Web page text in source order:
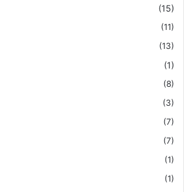
(15)
(11)
(13)
(1)
(8)
(3)
(7)
(7)
(1)
(1)